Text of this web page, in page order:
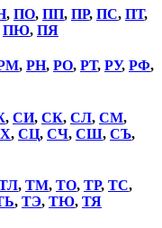
, ПО, ПП, ПР, ПС, ПТ,
ПЮ, ПЯ
, РН, РО, РТ, РУ, РФ,
, СИ, СК, СЛ, СМ,
, СЦ, СЧ, СШ, СЪ,
, ТМ, ТО, ТР, ТС,
, ТЭ, ТЮ, ТЯ